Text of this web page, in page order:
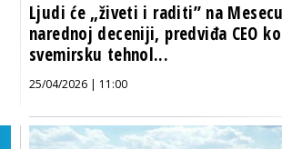
Ljudi će „živeti i raditi” na
narednoj deceniji, predviđa CEO
svemirsku tehnol...
25/04/2026 | 11:00